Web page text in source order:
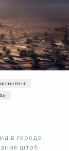
в городе
штаб-